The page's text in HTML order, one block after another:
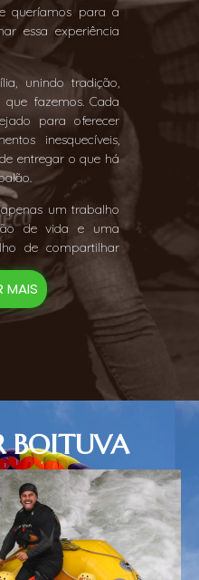
queríamos para a
essa experiência
unindo tradição,
fazemos. Cada
para oferecer
inesquecíveis,
entregar o que há
um trabalho
de vida e uma
de compartilhar
MAIS
BOITUVA